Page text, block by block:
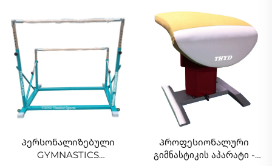
აქტივობისა და
სასიამოვნო დროსთვის
გიმნასტიკის
ჩრდილოეთში ბეჭდვა
ტუმბლინგისთვის
ტრამპლინის და სხვა
აკრობატული
სამუშაოებისთვის
Პერსონალიზებული
GYMNASTICS
Პროფესიონალური
გიმნასტიკის აპარატი -